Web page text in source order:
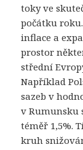
toky ve
počátku
inflace a
prostor
střední
Například
sazeb v
v Rumunsku
téměř 1,5%.
kruh